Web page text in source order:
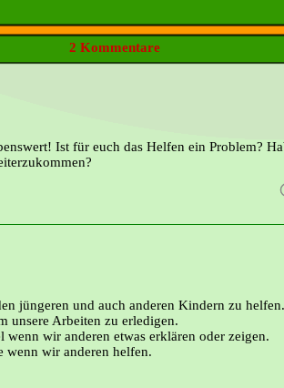
2 Kommentare
Ist für euch das Helfen ein Problem?
jüngeren und auch anderen Kindern zu helfen.
unsere Arbeiten zu erledigen.
wir anderen etwas erklären oder zeigen.
wenn wir anderen helfen.